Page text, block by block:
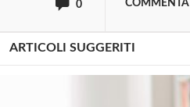
0 COMMENTA
ARTICOLI SUGGERITI